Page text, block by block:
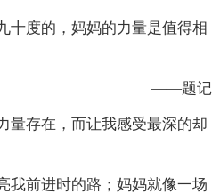
十度的，妈妈的力量是值得相
——题记
量存在，而让我感受最深的却
我前进时的路；妈妈就像一场